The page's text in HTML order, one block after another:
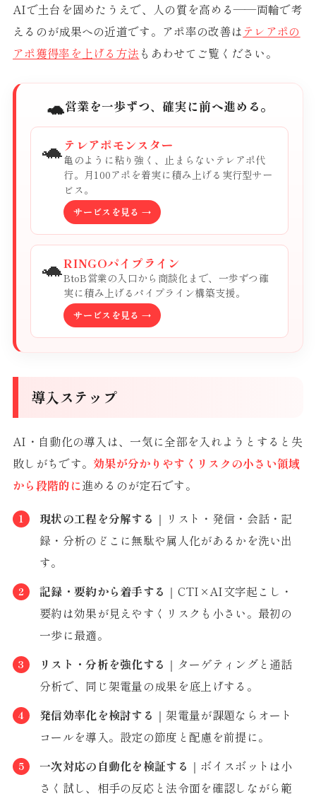
AIで土台を固めたうえで、人の質を高める——両輪で考
えるのが成果への近道です。アポ率の改善は テレアポの
アポ獲得率を上げる方法 もあわせてご覧ください。
🐢営業を一歩ずつ、確実に前へ進める。
🐢 テレアポモンスター
亀のように粘り強く、止まらないテレアポ代
行。月100アポを着実に積み上げる実行型サー
ビス。
サービスを見る →
🐢RINGOパイプライン
BtoB営業の入口から商談化まで、一歩ずつ確
実に積み上げるパイプライン構築支援。
サービスを見る →
導入ステップ
AI・自動化の導入は、一気に全部を入れようとすると失
敗しがちです。 効果が分かりやすくリスクの小さい領域
から段階的に進めるのが定石です。
現状の工程を分解する ｜リスト・発信・会話・記
録・分析のどこに無駄や属人化があるかを洗い出
す。
記録・要約から着手する ｜CTI×AI文字起こし・
要約は効果が見えやすくリスクも小さい。最初の
一歩に最適。
リスト・分析を強化する ｜ターゲティングと通話
分析で、同じ架電量の成果を底上げする。
発信効率化を検討する ｜架電量が課題ならオート
コールを導入。設定の節度と配慮を前提に。
一次対応の自動化を検証する ｜ボイスボットは小
さく試し、相手の反応と法令面を確認しながら範